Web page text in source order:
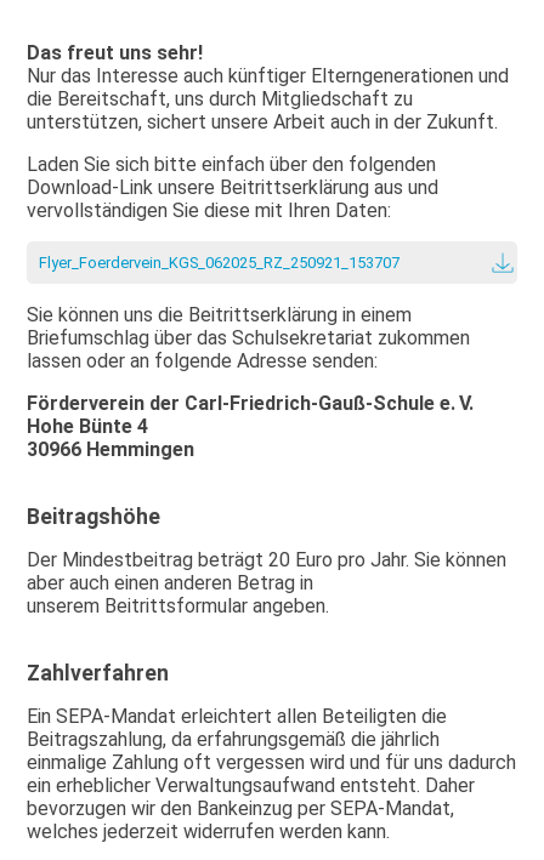
Das freut uns sehr!
Nur das Interesse auch künftiger Elterngenerationen und
die Bereitschaft, uns durch Mitgliedschaft zu
unterstützen, sichert unsere Arbeit auch in der Zukunft.
Laden Sie sich bitte einfach über den folgenden
Download-Link unsere Beitrittserklärung aus und
vervollständigen Sie diese mit Ihren Daten:
Flyer_Foerdervein_KGS_062025_RZ_250921_153707
Sie können uns die Beitrittserklärung in einem
Briefumschlag über das Schulsekretariat zukommen
lassen oder an folgende Adresse senden:
Förderverein der Carl-Friedrich-Gauß-Schule e. V.
Hohe Bünte 4
30966 Hemmingen
Beitragshöhe
Der Mindestbeitrag beträgt 20 Euro pro Jahr. Sie können
aber auch einen anderen Betrag in
unserem Beitrittsformular angeben.
Zahlverfahren
Ein SEPA-Mandat erleichtert allen Beteiligten die
Beitragszahlung, da erfahrungsgemäß die jährlich
einmalige Zahlung oft vergessen wird und für uns dadurch
ein erheblicher Verwaltungsaufwand entsteht. Daher
bevorzugen wir den Bankeinzug per SEPA-Mandat,
welches jederzeit widerrufen werden kann.